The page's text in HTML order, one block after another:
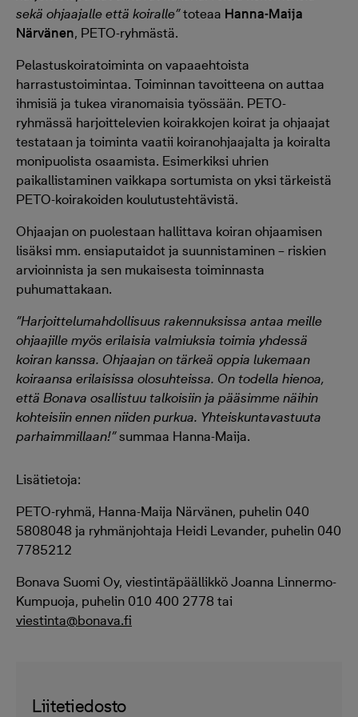
sekä ohjaajalle että koiralle”toteaa Hanna-Maija
Närvänen, PETO-ryhmästä.
Pelastuskoiratoiminta on vapaaehtoista
harrastustoimintaa. Toiminnan tavoitteena on auttaa
ihmisiä ja tukea viranomaisia työssään. PETO-
ryhmässä harjoittelevien koirakkojen koirat ja ohjaajat
testataan ja toiminta vaatii koiranohjaajalta ja koiralta
monipuolista osaamista. Esimerkiksi uhrien
paikallistaminen vaikkapa sortumista on yksi tärkeistä
PETO-koirakoiden koulutustehtävistä.
Ohjaajan on puolestaan hallittava koiran ohjaamisen
lisäksi mm. ensiaputaidot ja suunnistaminen – riskien
arvioinnista ja sen mukaisesta toiminnasta
puhumattakaan.
”Harjoittelumahdollisuus rakennuksissa antaa meille
ohjaajille myös erilaisia valmiuksia toimia yhdessä
koiran kanssa. Ohjaajan on tärkeä oppia lukemaan
koiraansa erilaisissa olosuhteissa. On todella hienoa,
että Bonava osallistuu talkoisiin ja pääsimme näihin
kohteisiin ennen niiden purkua. Yhteiskuntavastuuta
parhaimmillaan!”summaa Hanna-Maija.
Lisätietoja:
PETO-ryhmä, Hanna-Maija Närvänen, puhelin 040
5808048 ja ryhmänjohtaja Heidi Levander, puhelin 040
7785212
Bonava Suomi Oy, viestintäpäällikkö Joanna Linnermo-
Kumpuoja, puhelin 010 400 2778 tai
viestinta@bonava.fi
Liitetiedosto